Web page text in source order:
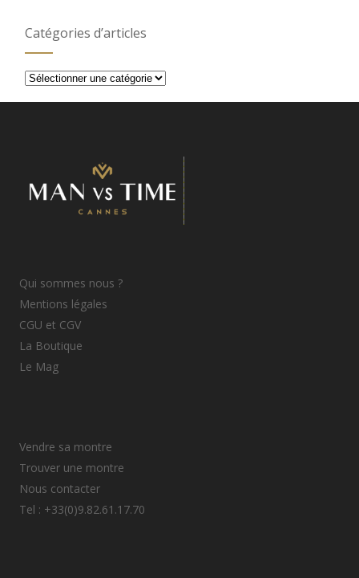
Catégories d’articles
Catégories
Qui sommes nous ?
Mentions légales
CGU et CGV
La Boutique
Le Mag
Vendre sa montre
Trouver une montre
Nous contacter
Tel : +33(0)9.82.61.17.70